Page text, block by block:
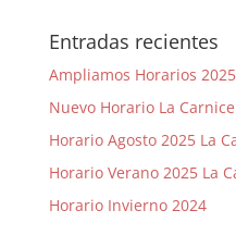
Entradas recientes
Ampliamos Horarios 2025
Nuevo Horario La
Horario Agosto 2025 La
Horario Verano 2025 La
Horario Invierno 2024